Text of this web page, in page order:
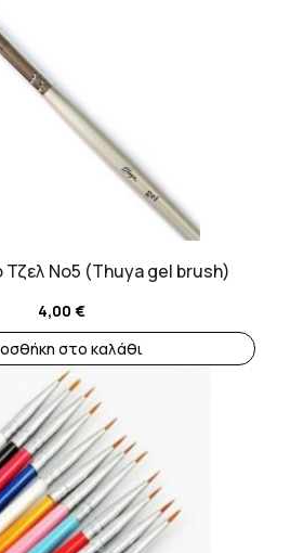
Τζελ Νο5 (Thuya gel brush)
4,00 €
στο καλάθι